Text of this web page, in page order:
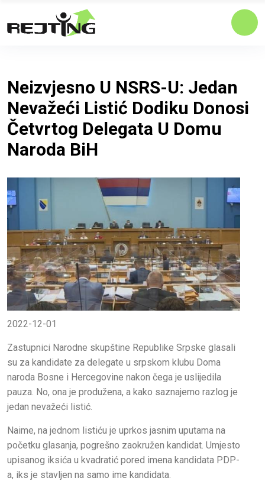
Neizvjesno U NSRS-U: Jedan
Nevažeći Listić Dodiku Donosi
Četvrtog Delegata U Domu
Naroda BiH
2022-12-01
Zastupnici Narodne skupštine Republike Srpske glasali
su za kandidate za delegate u srpskom klubu Doma
naroda Bosne i Hercegovine nakon čega je uslijedila
pauza. No, ona je produžena, a kako saznajemo razlog je
jedan nevažeći listić.
Naime, na jednom listiću je uprkos jasnim uputama na
početku glasanja, pogrešno zaokružen kandidat. Umjesto
upisanog iksića u kvadratić pored imena kandidata PDP-
a, iks je stavljen na samo ime kandidata.